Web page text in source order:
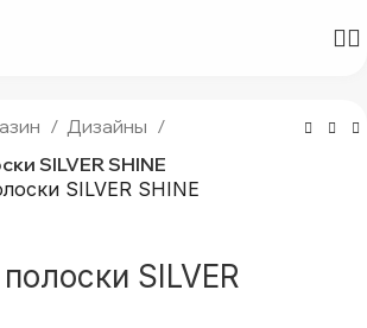
Дизайны
SILVER SHINE
чтобы увеличить
SILVER